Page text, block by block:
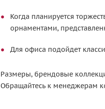
Когда планируется
орнаментами,
Для офиса подойдет
Размеры, брендовые
Обращайтесь к менеджерам